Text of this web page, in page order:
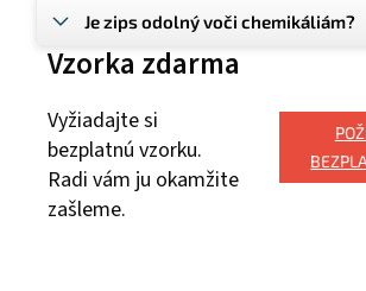
Je zips odolný voči chemikáliám?
Vzorka zdarma
Vyžiadajte si
bezplatnú vzorku.
Radi vám ju okamžite
zašleme.